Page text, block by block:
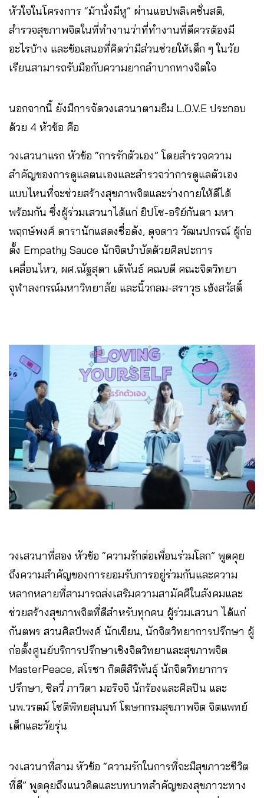
หัวใจในโครงการ “ม้านั่งมีหู” ผ่านแอปพลิเคชั่นสติ,
สำรวจสุขภาพจิตในที่ทำงานว่าที่ทำงานที่ดีควรต้องมี
อะไรบ้าง และข้อเสนอที่คิดว่ามีส่วนช่วยให้เด็ก ๆ ในวัย
เรียนสามารถรับมือกับความยากลำบากทางจิตใจ
นอกจากนี้ ยังมีการจัดวงเสวนาตามธีม L.O.V.E ประกอบ
ด้วย 4 หัวข้อ คือ
วงเสวนาแรก หัวข้อ “การรักตัวเอง” โดยสำรวจความ
สำคัญของการดูแลตนเองและสำรวจว่าการดูแลตัวเอง
แบบไหนที่จะช่วยสร้างสุขภาพจิตและร่างกายให้ดีได้
พร้อมกัน ซึ่งผู้ร่วมเสวนาได้แก่ ยิปโซ-อริย์กันตา มหา
พฤกษ์พงศ์ ดารานักแสดงชื่อดัง, ดุจดาว วัฒนปกรณ์ ผู้ก่อ
ตั้ง Empathy Sauce นักจิตบำบัดด้วยศิลปะการ
เคลื่อนไหว, ผศ.ณัฐสุดา เต้พันธ์ คณบดี คณะจิตวิทยา
จุฬาลงกรณ์มหาวิทยาลัย และนิ้วกลม-สราวุธ เฮ้งสวัสดิ์
วงเสวนาที่สอง หัวข้อ “ความรักต่อเพื่อนร่วมโลก” พูดคุย
ถึงความสำคัญของการยอมรับการอยู่ร่วมกันและความ
หลากหลายที่สามารถส่งเสริมความสามัคคีในสังคมและ
ช่วยสร้างสุขภาพจิตที่ดีสำหรับทุกคน ผู้ร่วมเสวนา ได้แก่
กันตพร สวนศิลป์พงศ์ นักเขียน, นักจิตวิทยาการปรึกษา ผู้
ก่อตั้งศูนย์บริการปรึกษาเชิงจิตวิทยาและสุขภาพจิต
MasterPeace, สโรชา กิตติสิริพันธุ์ นักจิตวิทยาการ
ปรึกษา, ซิลวี่ ภาวิดา มอริจจิ นักร้องและศิลปิน และ
นพ.วรตม์ โชติพิทยสุนนท์ โฆษกกรมสุขภาพจิต จิตแพทย์
เด็กและวัยรุ่น
วงเสวนาที่สาม หัวข้อ “ความรักในการที่จะมีสุขภาวะชีวิต
ที่ดี” พูดคุยถึงแนวคิดและบทบาทสำคัญของสุขภาวะทาง